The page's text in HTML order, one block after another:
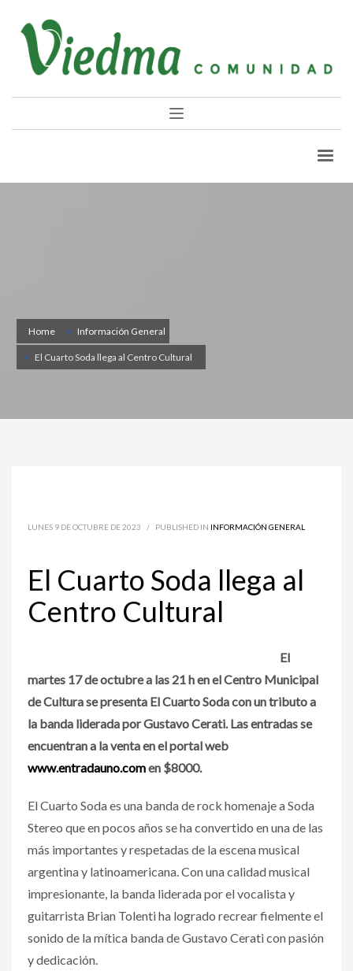
Home Información General
El Cuarto Soda llega al Centro Cultural
LUNES 9 DE OCTUBRE DE 2023 / PUBLISHED IN INFORMACIÓN GENERAL
El Cuarto Soda llega al
Centro Cultural
El
martes 17 de octubre a las 21 h en el Centro Municipal
de Cultura se presenta El Cuarto Soda con un tributo a
la banda liderada por Gustavo Cerati. Las entradas se
encuentran a la venta en el portal web
www.entradauno.comen $8000.
El Cuarto Soda es una banda de rock homenaje a Soda
Stereo que en pocos años se ha convertido en una de las
más importantes y respetadas de la escena musical
argentina y latinoamericana. Con una calidad musical
impresionante, la banda liderada por el vocalista y
guitarrista Brian Tolenti ha logrado recrear fielmente el
sonido de la mítica banda de Gustavo Cerati con pasión
y dedicación.